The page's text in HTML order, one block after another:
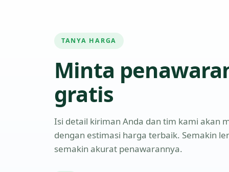
TANYA HARGA
Minta
gratis
Isi detail kiriman Anda dan tim kami akan
dengan estimasi harga terbaik. Semakin
semakin akurat penawarannya.